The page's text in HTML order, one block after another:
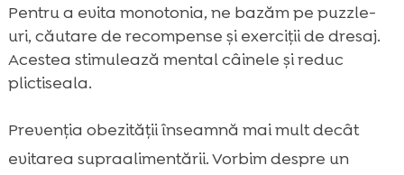
Pentru a evita monotonia, ne bazăm pe puzzle-
uri, căutare de recompense și exerciții de dresaj.
Acestea stimulează mental câinele și reduc
plictiseala.
Prevenția obezității înseamnă mai mult decât
evitarea supraalimentării. Vorbim despre un